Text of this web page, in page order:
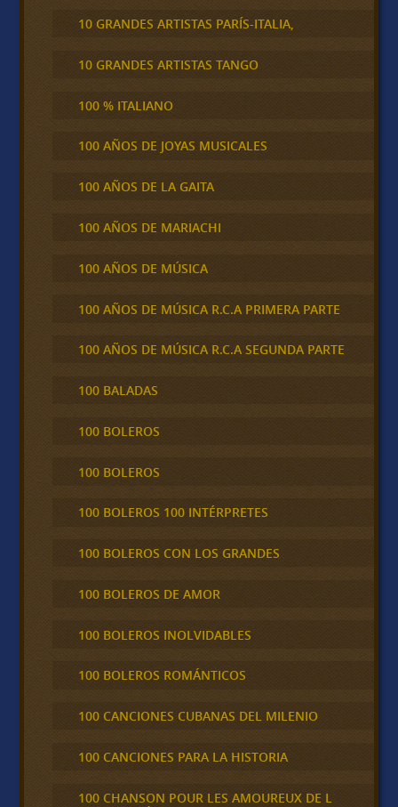
10 GRANDES ARTISTAS PARÍS-ITALIA,
10 GRANDES ARTISTAS TANGO
100 % ITALIANO
100 AÑOS DE JOYAS MUSICALES
100 AÑOS DE LA GAITA
100 AÑOS DE MARIACHI
100 AÑOS DE MÚSICA
100 AÑOS DE MÚSICA R.C.A PRIMERA PARTE
100 AÑOS DE MÚSICA R.C.A SEGUNDA PARTE
100 BALADAS
100 BOLEROS
100 BOLEROS
100 BOLEROS 100 INTÉRPRETES
100 BOLEROS CON LOS GRANDES
100 BOLEROS DE AMOR
100 BOLEROS INOLVIDABLES
100 BOLEROS ROMÁNTICOS
100 CANCIONES CUBANAS DEL MILENIO
100 CANCIONES PARA LA HISTORIA
100 CHANSON POUR LES AMOUREUX DE L